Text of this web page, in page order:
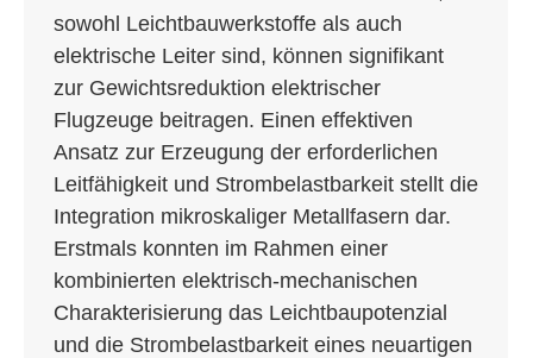
sowohl Leichtbauwerkstoffe als auch
elektrische Leiter sind, können signifikant
zur Gewichtsreduktion elektrischer
Flugzeuge beitragen. Einen effektiven
Ansatz zur Erzeugung der erforderlichen
Leitfähigkeit und Strombelastbarkeit stellt die
Integration mikroskaliger Metallfasern dar.
Erstmals konnten im Rahmen einer
kombinierten elektrisch-mechanischen
Charakterisierung das Leichtbaupotenzial
und die Strombelastbarkeit eines neuartigen